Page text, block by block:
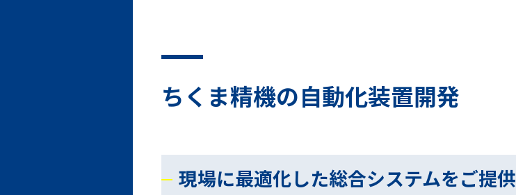
ちくま精機の自動化装置開発
現場に最適化した総合システムをご提供